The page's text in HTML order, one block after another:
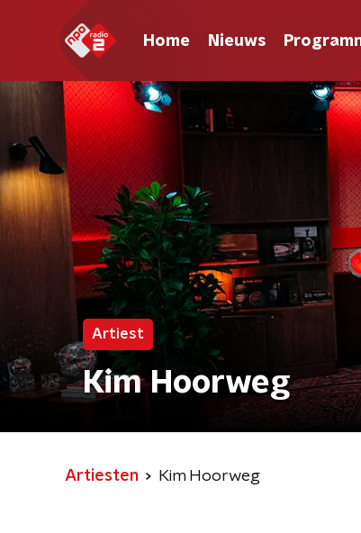
Home Nieuws
Artiest
Kim Hoorweg
Artiesten Kim Hoorweg